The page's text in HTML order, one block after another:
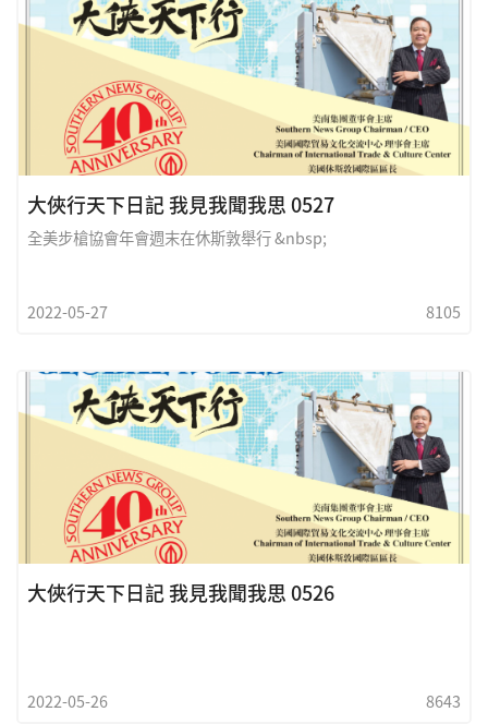
大俠行天下日記 我見我聞我思 0527
全美步槍協會年會週末在休斯敦舉行 &nbsp;
2022-05-27 8105
大俠行天下日記 我見我聞我思 0526
2022-05-26 8643